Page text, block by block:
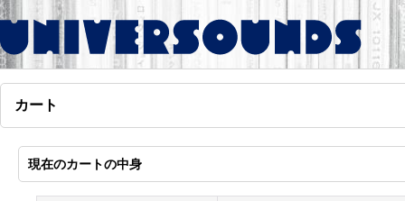
カート
現在のカートの中身